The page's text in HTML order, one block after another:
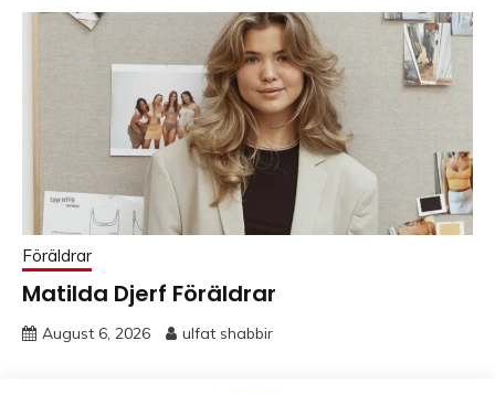
Föräldrar
Matilda Djerf Föräldrar
August 6, 2026 ulfat shabbir